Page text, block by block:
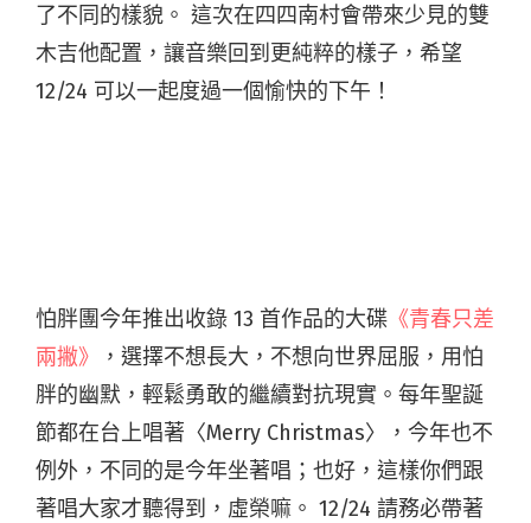
了不同的樣貌。 這次在四四南村會帶來少見的雙
木吉他配置，讓音樂回到更純粹的樣子，希望
12/24 可以一起度過一個愉快的下午！
怕胖團今年推出收錄 13 首作品的大碟 《青春只差
兩撇》
，選擇不想長大，不想向世界屈服，用怕
胖的幽默，輕鬆勇敢的繼續對抗現實。每年聖誕
節都在台上唱著〈Merry Christmas〉，今年也不
例外，不同的是今年坐著唱；也好，這樣你們跟
著唱大家才聽得到，虛榮嘛。 12/24 請務必帶著